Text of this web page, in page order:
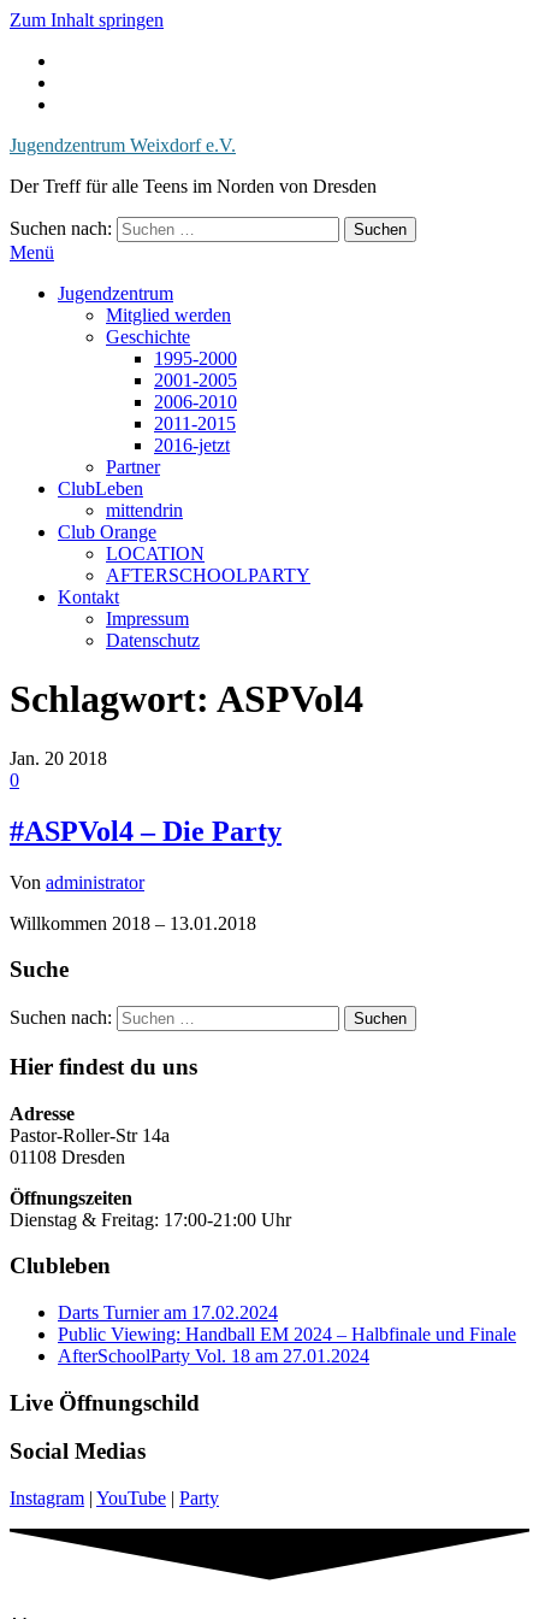
Zum Inhalt springen
Jugendzentrum Weixdorf e.V.
Der Treff für alle Teens im Norden von Dresden
Suchen nach:
Menü
Jugendzentrum
Mitglied werden
Geschichte
1995-2000
2001-2005
2006-2010
2011-2015
2016-jetzt
Partner
ClubLeben
mittendrin
Club Orange
LOCATION
AFTERSCHOOLPARTY
Kontakt
Impressum
Datenschutz
Schlagwort: ASPVol4
Jan. 20 2018
0
#ASPVol4 – Die Party
Von administrator
Willkommen 2018 – 13.01.2018
Suche
Suchen nach:
Hier findest du uns
Adresse
Pastor-Roller-Str 14a
01108 Dresden
Öffnungszeiten
Dienstag & Freitag: 17:00-21:00 Uhr
Clubleben
Darts Turnier am 17.02.2024
Public Viewing: Handball EM 2024 – Halbfinale und Finale
AfterSchoolParty Vol. 18 am 27.01.2024
Live Öffnungschild
Social Medias
Instagram | YouTube | Party